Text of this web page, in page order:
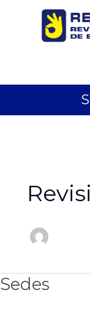
contenido
Sedes
Sedes